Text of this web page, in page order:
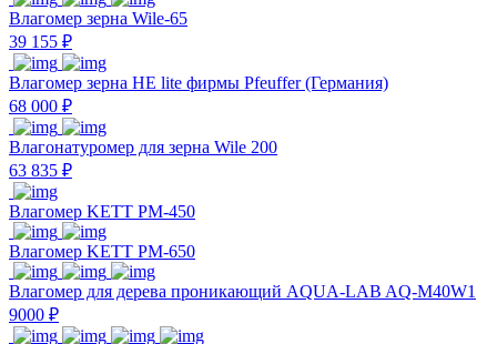
Влагомер зерна Wile-65
39 155 ₽
Влагомер зерна HE lite фирмы Pfeuffer (Германия)
68 000 ₽
Влагонатуромер для зерна Wile 200
63 835 ₽
Влагомер KETT PM-450
Влагомер KETT PM-650
Влагомер для дерева проникающий AQUA-LAB AQ-M40W1
9000 ₽